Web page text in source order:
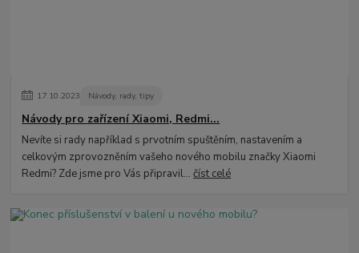
17.10.2023 Návody, rady, tipy
Návody pro zařízení Xiaomi, Redmi...
Nevíte si rady například s prvotním spuštěním, nastavením a
celkovým zprovozněním vašeho nového mobilu značky Xiaomi
Redmi? Zde jsme pro Vás připravil...číst celé